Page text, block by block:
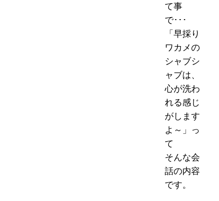
て事
で･･･
「早採り
ワカメの
シャブシ
ャブは、
心が洗わ
れる感じ
がします
よ～」っ
て
そんな会
話の内容
です。